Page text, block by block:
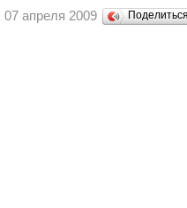
07 апреля 2009